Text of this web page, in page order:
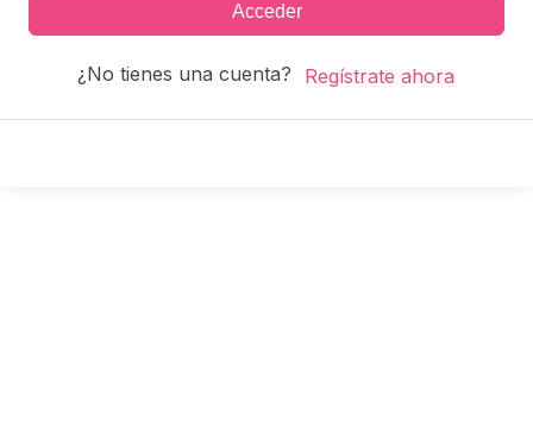
Acceder
¿No tienes una cuenta? Regístrate ahora